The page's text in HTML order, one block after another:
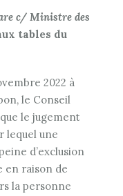
c/ Ministre des
tables du
2022 à
le Conseil
le jugement
lequel une
d’exclusion
en raison de
la personne